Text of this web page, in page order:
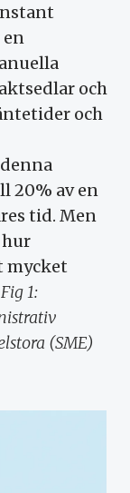
och
och
20% av en
tid. Men
hur
mycket
Fig 1:
(SME)